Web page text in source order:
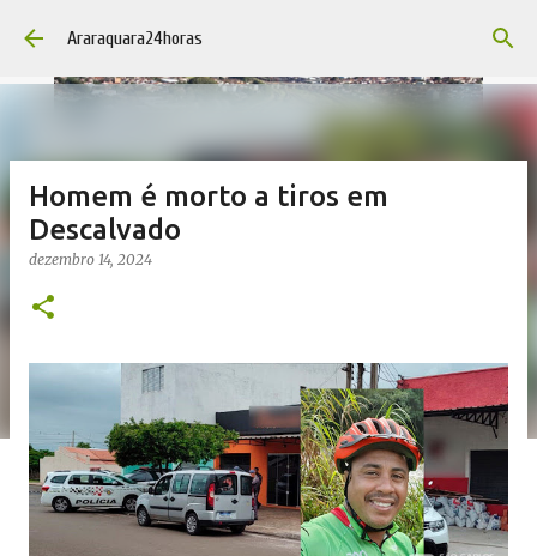
Pular para o conteúdo principal
Araraquara24horas
Homem é morto a tiros em
Descalvado
dezembro 14, 2024